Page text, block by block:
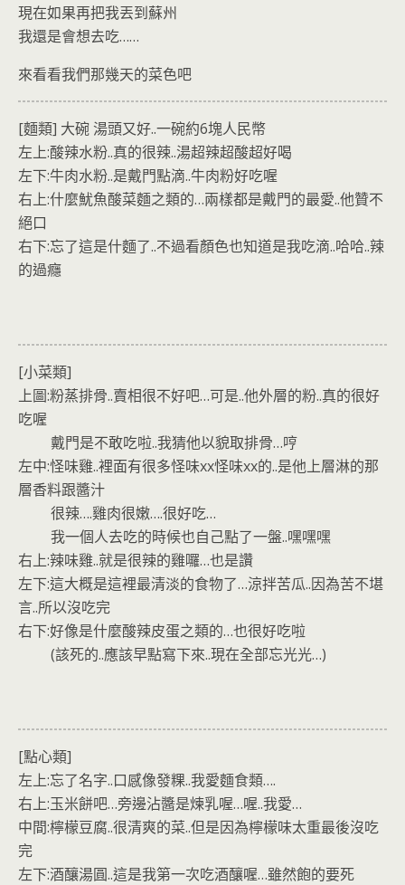
現在如果再把我丟到蘇州
我還是會想去吃……
來看看我們那幾天的菜色吧
[麵類] 大碗 湯頭又好..一碗約6塊人民幣
左上:酸辣水粉..真的很辣..湯超辣超酸超好喝
左下:牛肉水粉..是戴門點滴..牛肉粉好吃喔
右上:什麼魷魚酸菜麵之類的…兩樣都是戴門的最愛..他贊不
絕口
右下:忘了這是什麵了..不過看顏色也知道是我吃滴..哈哈..辣
的過癮
[小菜類]
上圖:粉蒸排骨..賣相很不好吧…可是..他外層的粉..真的很好
吃喔
戴門是不敢吃啦..我猜他以貌取排骨…哼
左中:怪味雞..裡面有很多怪味xx怪味xx的..是他上層淋的那
層香料跟醬汁
很辣….雞肉很嫩….很好吃…
我一個人去吃的時候也自己點了一盤..嘿嘿嘿
右上:辣味雞..就是很辣的雞囉…也是讚
左下:這大概是這裡最清淡的食物了…涼拌苦瓜..因為苦不堪
言..所以沒吃完
右下:好像是什麼酸辣皮蛋之類的…也很好吃啦
(該死的..應該早點寫下來..現在全部忘光光…)
[點心類]
左上:忘了名字..口感像發粿..我愛麵食類….
右上:玉米餅吧…旁邊沾醬是煉乳喔…喔..我愛…
中間:檸檬豆腐..很清爽的菜..但是因為檸檬味太重最後沒吃
完
左下:酒釀湯圓..這是我第一次吃酒釀喔…雖然飽的要死